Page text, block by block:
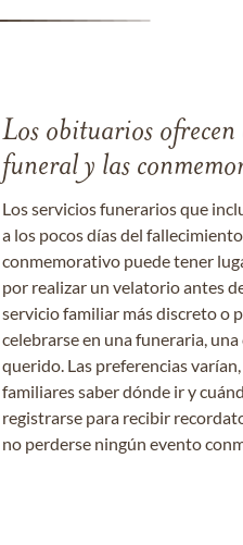
Los obituarios
funeral y las
Los servicios funerarios que
a los pocos días del
conmemorativo puede tener
por realizar un velatorio antes
servicio familiar más discreto o
celebrarse en una funeraria,
querido. Las preferencias
familiares saber dónde ir y
registrarse para recibir
no perderse ningún evento